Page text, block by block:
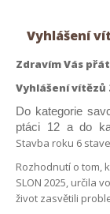
Vyhlášení
Zdravím Vás
Vyhlášení vítězů
Do kategorie
ptáci 12 a do
Stavba roku 6
Rozhodnutí o tom,
SLON 2025, určila
život zasvětili